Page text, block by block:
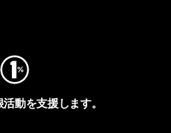
動を支援します。